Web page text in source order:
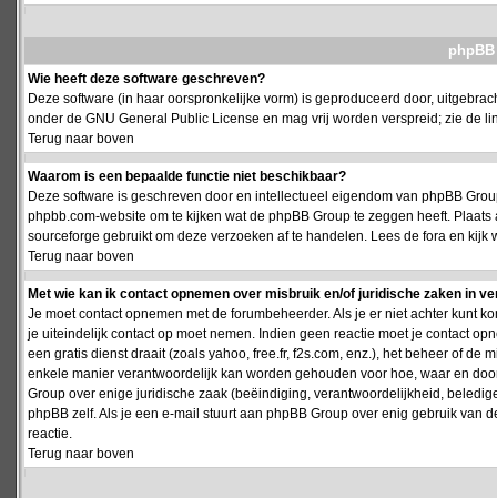
Wie heeft deze software geschreven?
Deze software (in haar oorspronkelijke vorm) is geproduceerd door,
onder de GNU General Public License en mag vrij worden verspreid; zie de
Terug naar boven
Waarom is een bepaalde functie niet beschikbaar?
Deze software is geschreven door en intellectueel eigendom van phpBB
phpbb.com-website om te kijken wat de phpBB Group te zeggen heeft.
sourceforge gebruikt om deze verzoeken af te handelen. Lees de fora en
Terug naar boven
Met wie kan ik contact opnemen over misbruik en/of juridische zaken in
Je moet contact opnemen met de forumbeheerder. Als je er niet achter kunt
je uiteindelijk contact op moet nemen. Indien geen reactie moet je contact
een gratis dienst draait (zoals yahoo, free.fr, f2s.com, enz.), het beheer of
enkele manier verantwoordelijk kan worden gehouden voor hoe, waar en
Group over enige juridische zaak (beëindiging, verantwoordelijkheid,
phpBB zelf. Als je een e-mail stuurt aan phpBB Group over enig gebruik
reactie.
Terug naar boven